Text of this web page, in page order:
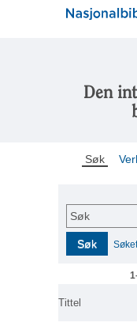
Den
Søk
Søk
Søk
Tittel